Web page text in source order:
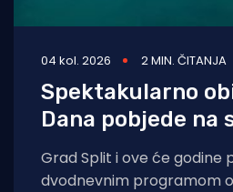
04 kol. 2026 2 MIN. ČITANJA
Spektakularno
Dana pobjede
Grad Split i ove će godine
dvodnevnim programom